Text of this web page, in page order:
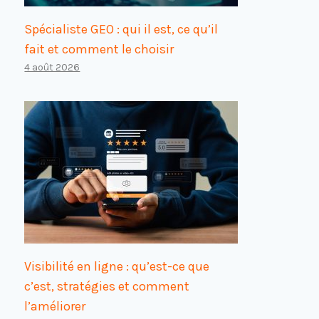
Spécialiste GEO : qui il est, ce qu’il
fait et comment le choisir
4 août 2026
Visibilité en ligne : qu’est-ce que
c’est, stratégies et comment
l’améliorer